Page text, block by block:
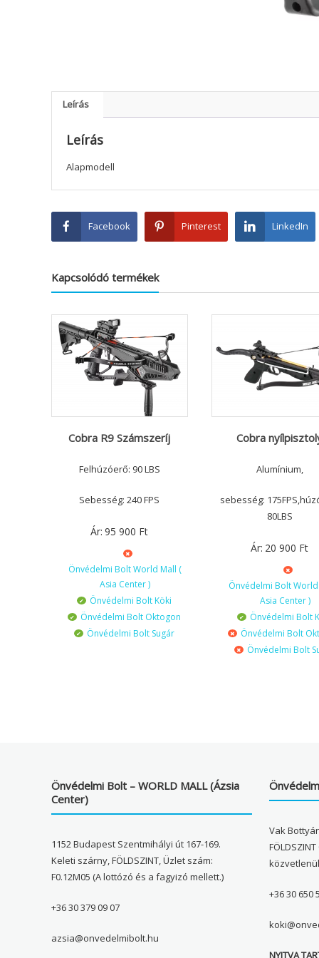
Leírás
Leírás
Alapmodell
Facebook Pinterest LinkedIn
Kapcsolódó termékek
Cobra R9 Számszeríj
Felhúzóerő: 90 LBS
Sebesség: 240 FPS
Ár: 95 900 Ft
Önvédelmi Bolt World Mall (
Asia Center )
Önvédelmi Bolt Köki
Önvédelmi Bolt Oktogon
Önvédelmi Bolt Sugár
Cobra
Alumínium,
sebesség:
80LBS
Ár: 20 900 Ft
Önvédelmi Bolt
Asia Center )
Önvédelmi Bolt
Önvédelmi Bolt
Önvédelmi Bolt
Önvédelmi Bolt – WORLD MALL (Ázsia
Center)
1152 Budapest Szentmihályi út 167-169.
Keleti szárny, FÖLDSZINT, Üzlet szám:
F0.12M05 (A lottózó és a fagyizó mellett.)
+36 30 379 09 07
azsia@onvedelmibolt.hu
Vak
közvetlenül
+36 30 650
NYITVA